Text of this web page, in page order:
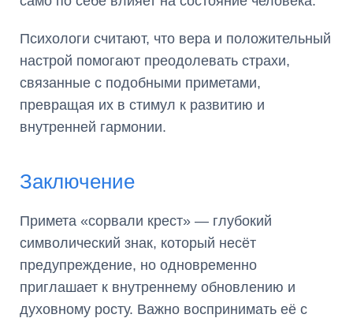
Психологи считают, что вера и положительный
настрой помогают преодолевать страхи,
связанные с подобными приметами,
превращая их в стимул к развитию и
внутренней гармонии.
Заключение
Примета «сорвали крест» — глубокий
символический знак, который несёт
предупреждение, но одновременно
приглашает к внутреннему обновлению и
духовному росту. Важно воспринимать её с